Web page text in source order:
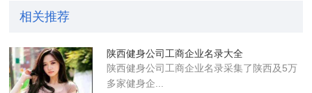
相关推荐
陕西健身公司工商企业名录大全
陕西健身公司工商企业名录采集了陕西及5万
多家健身企...